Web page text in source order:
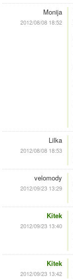
Monija
2012/08/08 18:52
Lilka
2012/08/08 18:53
velomody
2012/09/23 13:29
Kitek
2012/09/23 13:40
Kitek
2012/09/23 13:42